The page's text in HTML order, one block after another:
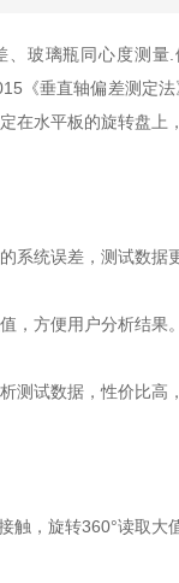
玻璃瓶同心度测
《垂直轴偏差测定
水平板的旋转盘上
统误差，测试数据更
方便用户分析结果。
试数据，性价比高
，旋转360°读取大